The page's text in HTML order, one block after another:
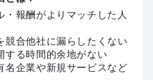
報酬がよりマッチした人
競合他社に漏らしたくない
する時間的余地がない
名企業や新規サービスなど